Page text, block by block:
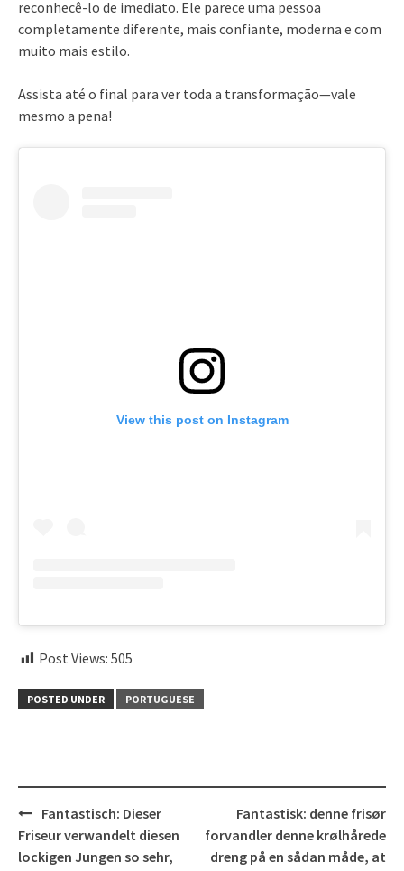
reconhecê-lo de imediato. Ele parece uma pessoa
completamente diferente, mais confiante, moderna e com
muito mais estilo.
Assista até o final para ver toda a transformação—vale
mesmo a pena!
View this post on Instagram
Post Views: 505
POSTED UNDER PORTUGUESE
Post
navigation
Fantastisch: Dieser
Friseur verwandelt diesen
lockigen Jungen so sehr,
Fantastisk: denne frisør
forvandler denne krølhårede
dreng på en sådan måde, at